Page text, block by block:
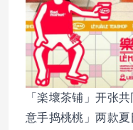
「楽壞茶铺」开张
意手捣桃桃」两款